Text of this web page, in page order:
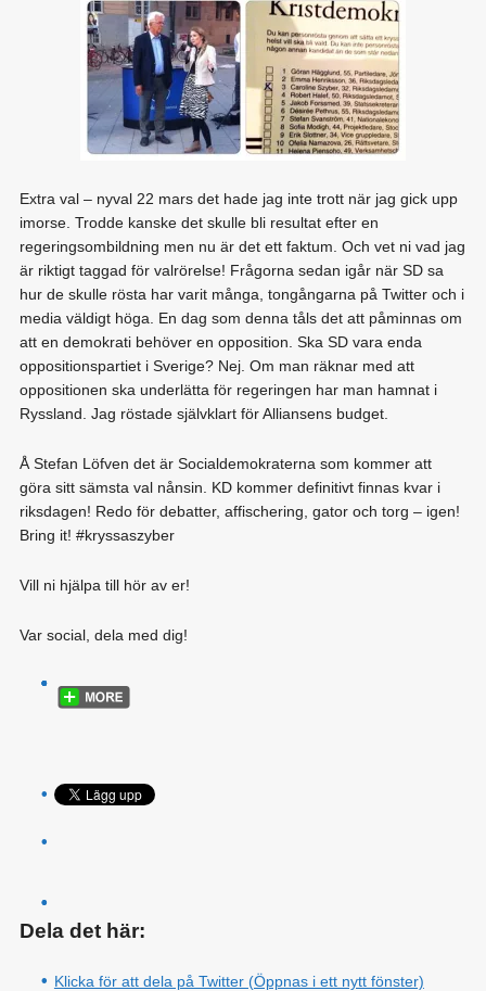
Extra val – nyval 22 mars det hade jag inte trott när jag gick upp
imorse. Trodde kanske det skulle bli resultat efter en
regeringsombildning men nu är det ett faktum. Och vet ni vad jag
är riktigt taggad för valrörelse! Frågorna sedan igår när SD sa
hur de skulle rösta har varit många, tongångarna på Twitter och i
media väldigt höga. En dag som denna tåls det att påminnas om
att en demokrati behöver en opposition. Ska SD vara enda
oppositionspartiet i Sverige? Nej. Om man räknar med att
oppositionen ska underlätta för regeringen har man hamnat i
Ryssland. Jag röstade självklart för Alliansens budget.
Å Stefan Löfven det är Socialdemokraterna som kommer att
göra sitt sämsta val nånsin. KD kommer definitivt finnas kvar i
riksdagen! Redo för debatter, affischering, gator och torg – igen!
Bring it! ‪#‎kryssaszyber
Vill ni hjälpa till hör av er!
Var social, dela med dig!
Dela det här:
Klicka för att dela på Twitter (Öppnas i ett nytt fönster)